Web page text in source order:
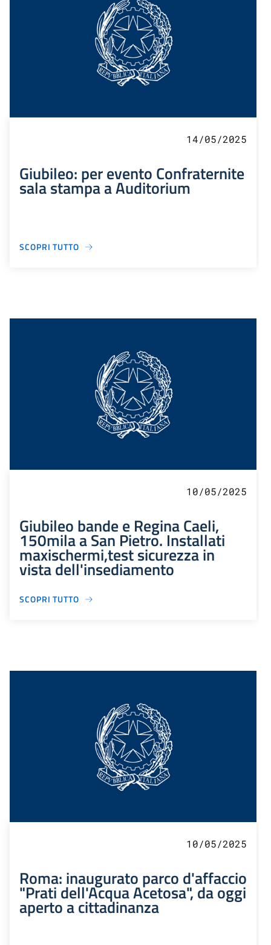
14/05/2025
Giubileo: per evento Confraternite
sala stampa a Auditorium
SCOPRI TUTTO
10/05/2025
Giubileo bande e Regina Caeli,
150mila a San Pietro. Installati
maxischermi,test sicurezza in
vista dell'insediamento
SCOPRI TUTTO
10/05/2025
Roma: inaugurato parco d'affaccio
"Prati dell'Acqua Acetosa", da oggi
aperto a cittadinanza